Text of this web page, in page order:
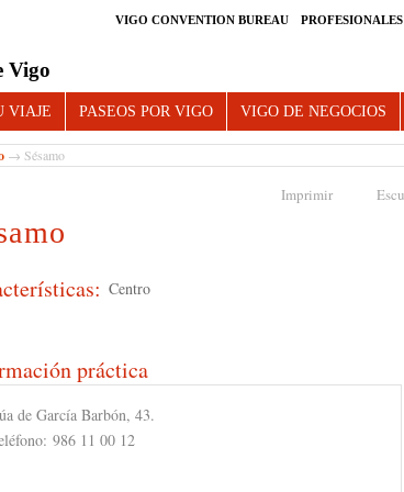
VIGO CONVENTION BUREAU
Vigo
VIAJE PASEOS POR VIGO VIGO DE NEGOCIOS
→ Sésamo
Imprimir
Centro
práctica
de García Barbón, 43.
986 11 00 12